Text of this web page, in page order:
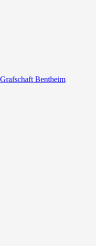
Bentheim